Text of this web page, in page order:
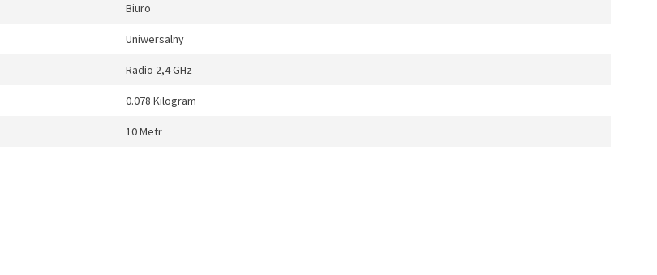
Biuro
Uniwersalny
Radio 2,4 GHz
0.078 Kilogram
10 Metr